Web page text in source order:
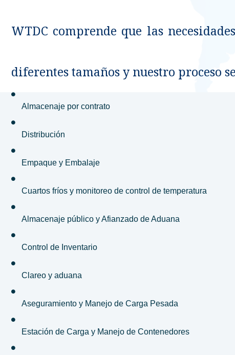
WTDC comprende que las
diferentes tamaños y nuestro proceso
Almacenaje por contrato
Distribución
Empaque y Embalaje
Cuartos fríos y monitoreo de control de temperatura
Almacenaje público y Afianzado de Aduana
Control de Inventario
Clareo y aduana
Aseguramiento y Manejo de Carga Pesada
Estación de Carga y Manejo de Contenedores